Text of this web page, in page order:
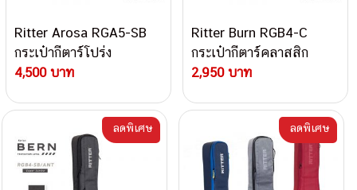
Ritter Arosa RGA5-SB
กระเป๋ากีตาร์โปร่ง
4,500 บาท
Ritter Burn RGB4-C
กระเป๋ากีตาร์คลาสสิก
2,950 บาท
ลดพิเศษ ลดพิเศษ